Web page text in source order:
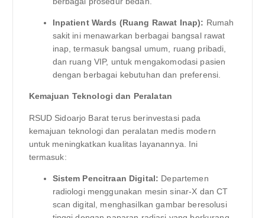
Inpatient Wards (Ruang Rawat Inap): Rumah
sakit ini menawarkan berbagai bangsal rawat
inap, termasuk bangsal umum, ruang pribadi,
dan ruang VIP, untuk mengakomodasi pasien
dengan berbagai kebutuhan dan preferensi.
Kemajuan Teknologi dan Peralatan
RSUD Sidoarjo Barat terus berinvestasi pada
kemajuan teknologi dan peralatan medis modern
untuk meningkatkan kualitas layanannya. Ini
termasuk:
Sistem Pencitraan Digital: Departemen
radiologi menggunakan mesin sinar-X dan CT
scan digital, menghasilkan gambar beresolusi